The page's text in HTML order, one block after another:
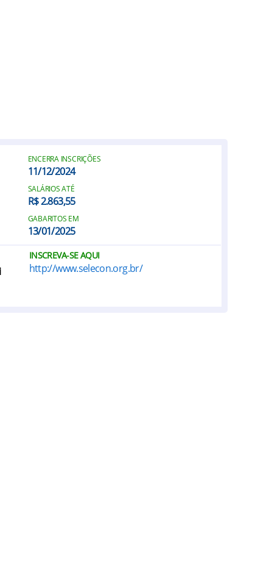
ENCERRA INSCRIÇÕES
11/12/2024
SALÁRIOS ATÉ
R$ 2.863,55
GABARITOS EM
13/01/2025
INSCREVA-SE AQUI
http://www.selecon.org.br/